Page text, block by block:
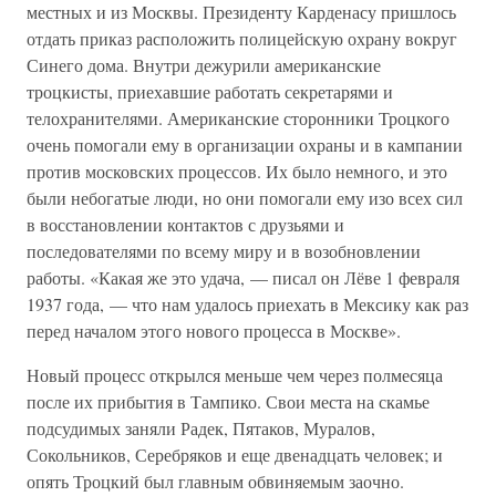
местных и из Москвы. Президенту Карденасу пришлось
отдать приказ расположить полицейскую охрану вокруг
Синего дома. Внутри дежурили американские
троцкисты, приехавшие работать секретарями и
телохранителями. Американские сторонники Троцкого
очень помогали ему в организации охраны и в кампании
против московских процессов. Их было немного, и это
были небогатые люди, но они помогали ему изо всех сил
в восстановлении контактов с друзьями и
последователями по всему миру и в возобновлении
работы. «Какая же это удача, — писал он Лёве 1 февраля
1937 года, — что нам удалось приехать в Мексику как раз
перед началом этого нового процесса в Москве».
Новый процесс открылся меньше чем через полмесяца
после их прибытия в Тампико. Свои места на скамье
подсудимых заняли Радек, Пятаков, Муралов,
Сокольников, Серебряков и еще двенадцать человек; и
опять Троцкий был главным обвиняемым заочно.